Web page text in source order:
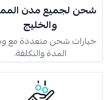
شحن لجميع مدن
والخليج
خيارات شحن متعددة مع
المدة والتكلفة.